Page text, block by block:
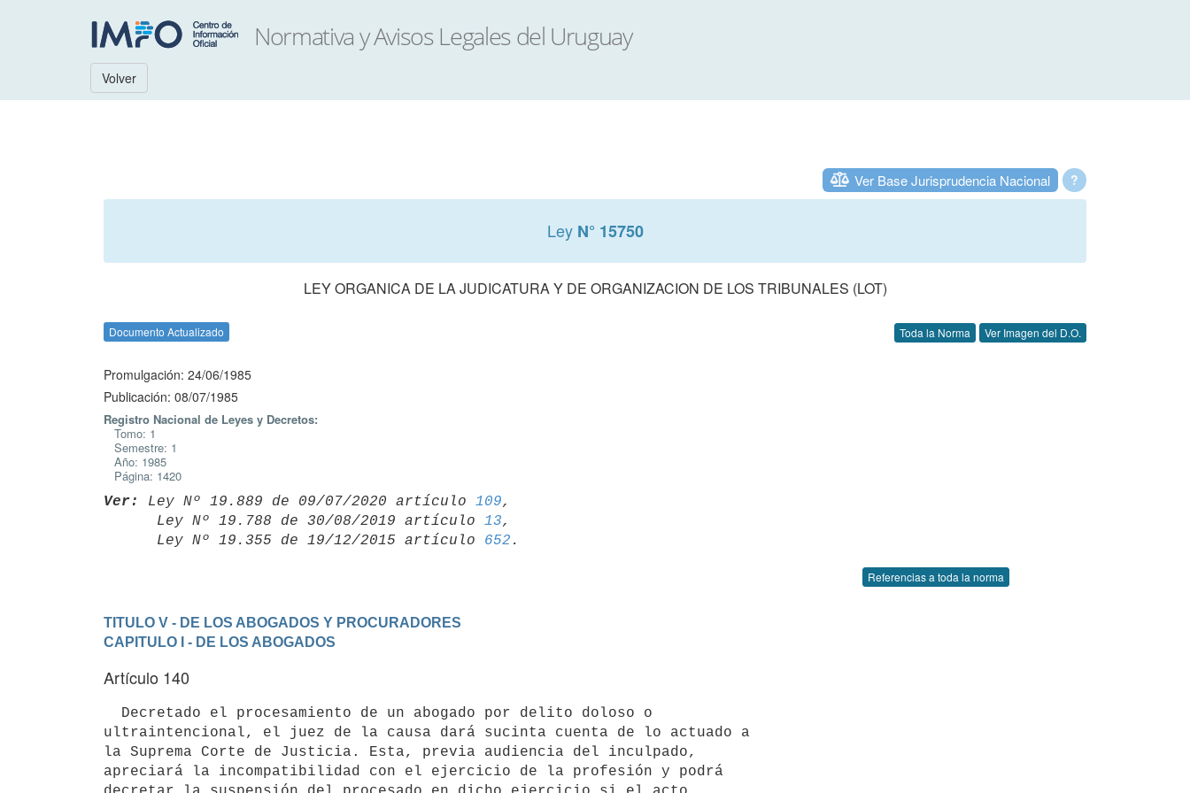
Volver
?
Ver Base Jurisprudencia Nacional
Ley N° 15750
LEY ORGANICA DE LA JUDICATURA Y DE ORGANIZACION DE LOS TRIBUNALES (LOT)
Documento Actualizado Toda la Norma Ver Imagen del D.O.
Promulgación: 24/06/1985
Publicación: 08/07/1985
Registro Nacional de Leyes y Decretos:
Tomo: 1
Semestre: 1
Año: 1985
Página: 1420
Ver: Ley Nº 19.889 de 09/07/2020 artículo 109,
      Ley Nº 19.788 de 30/08/2019 artículo
13,
      Ley Nº 19.355 de 19/12/2015 artículo
652
Referencias a toda la norma
TITULO V - DE LOS ABOGADOS Y PROCURADORES
CAPITULO I - DE LOS ABOGADOS
Artículo 140
ultraintencional, el juez de la causa dará sucinta cuenta de lo actuado a
la Suprema Corte de Justicia. Esta, previa audiencia del inculpado,
apreciará la incompatibilidad con el ejercicio de la profesión y podrá